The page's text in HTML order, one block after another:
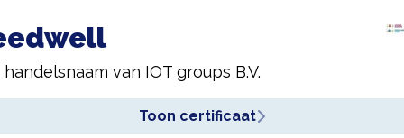
handelsnaam van IOT groups B.V.
Toon certificaat